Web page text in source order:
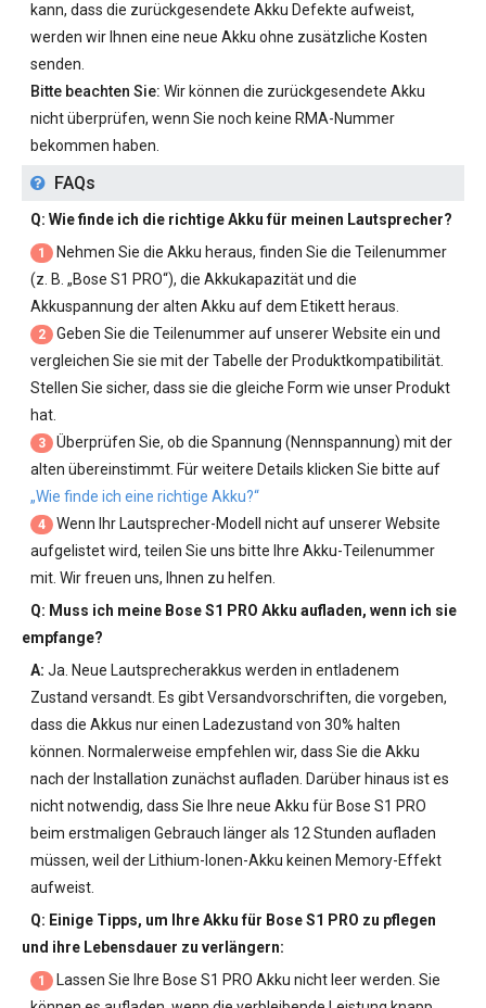
kann, dass die zurückgesendete Akku Defekte aufweist,
werden wir Ihnen eine neue Akku ohne zusätzliche Kosten
senden.
Bitte beachten Sie: Wir können die zurückgesendete Akku
nicht überprüfen, wenn Sie noch keine RMA-Nummer
bekommen haben.
FAQs
Q: Wie finde ich die richtige Akku für meinen Lautsprecher?
1
Nehmen Sie die Akku heraus, finden Sie die Teilenummer
(z. B. „Bose S1 PRO“), die Akkukapazität und die
Akkuspannung der alten Akku auf dem Etikett heraus.
2
Geben Sie die Teilenummer auf unserer Website ein und
vergleichen Sie sie mit der Tabelle der Produktkompatibilität.
Stellen Sie sicher, dass sie die gleiche Form wie unser Produkt
hat.
3
Überprüfen Sie, ob die Spannung (Nennspannung) mit der
alten übereinstimmt. Für weitere Details klicken Sie bitte auf
„Wie finde ich eine richtige Akku?“
4
Wenn Ihr Lautsprecher-Modell nicht auf unserer Website
aufgelistet wird, teilen Sie uns bitte Ihre Akku-Teilenummer
mit. Wir freuen uns, Ihnen zu helfen.
Q: Muss ich meine Bose S1 PRO Akku aufladen, wenn ich sie
empfange?
A: Ja. Neue Lautsprecherakkus werden in entladenem
Zustand versandt. Es gibt Versandvorschriften, die vorgeben,
dass die Akkus nur einen Ladezustand von 30% halten
können. Normalerweise empfehlen wir, dass Sie die Akku
nach der Installation zunächst aufladen. Darüber hinaus ist es
nicht notwendig, dass Sie Ihre neue Akku für Bose S1 PRO
beim erstmaligen Gebrauch länger als 12 Stunden aufladen
müssen, weil der Lithium-Ionen-Akku keinen Memory-Effekt
aufweist.
Q: Einige Tipps, um IhreAkku für Bose S1 PRO zu pflegen
und ihre Lebensdauer zu verlängern:
1 Lassen Sie Ihre Bose S1 PRO Akku nicht leer werden. Sie